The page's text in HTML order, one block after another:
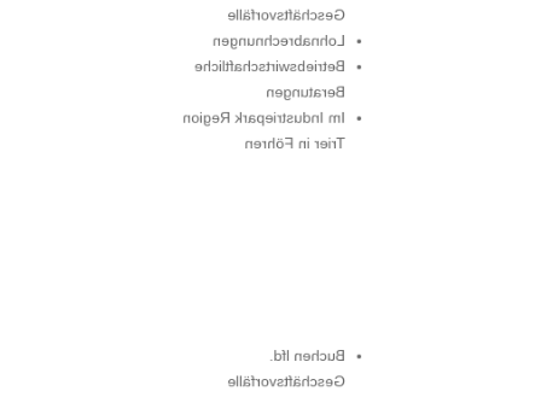
Geschäftsvorfälle
Lohnabrechnungen
Betriebswirtschaftliche
Beratungen
Im Industriepark Region
Trier in Föhren
Buchen lfd.
Geschäftsvorfälle